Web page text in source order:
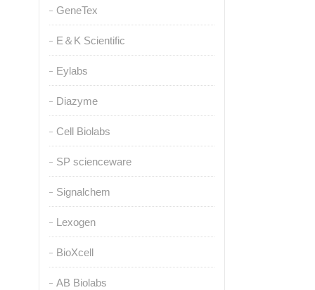
GeneTex
E＆K Scientific
Eylabs
Diazyme
Cell Biolabs
SP scienceware
Signalchem
Lexogen
BioXcell
AB Biolabs